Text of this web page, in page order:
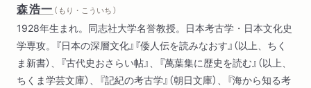
森浩一 （ もり・こういち ）
1928年生まれ。同志社大学名誉教授。日本考古学・日本文化史
学専攻。『日本の深層文化』『倭人伝を読みなおす』（以上、ちく
ま新書）、『古代史おさらい帖』、『萬葉集に歴史を読む』（以上、
ちくま学芸文庫）、『記紀の考古学』（朝日文庫）、『海から知る考